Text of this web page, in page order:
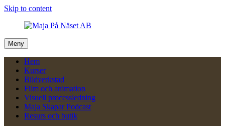
Skip to content
Meny
Hem
Kurser
Bildverkstad
Film och animation
Visuell processledning
Maja Skapar Podcast
Resurs och butik